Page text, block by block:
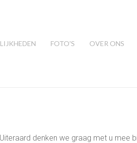
FOTO'S OVER ONS
denken we graag met u mee